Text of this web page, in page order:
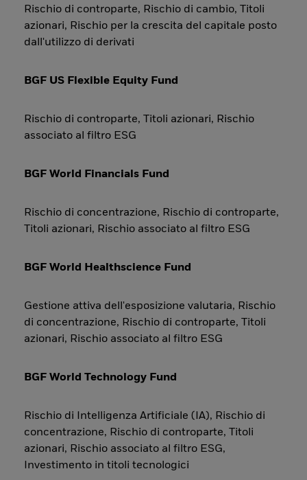
Rischio di controparte, Rischio di cambio, Titoli
azionari, Rischio per la crescita del capitale posto
dall'utilizzo di derivati
BGF US Flexible Equity Fund
Rischio di controparte, Titoli azionari, Rischio
associato al filtro ESG
BGF World Financials Fund
Rischio di concentrazione, Rischio di controparte,
Titoli azionari, Rischio associato al filtro ESG
BGF World Healthscience Fund
Gestione attiva dell'esposizione valutaria, Rischio
di concentrazione, Rischio di controparte, Titoli
azionari, Rischio associato al filtro ESG
BGF World Technology Fund
Rischio di Intelligenza Artificiale (IA), Rischio di
concentrazione, Rischio di controparte, Titoli
azionari, Rischio associato al filtro ESG,
Investimento in titoli tecnologici